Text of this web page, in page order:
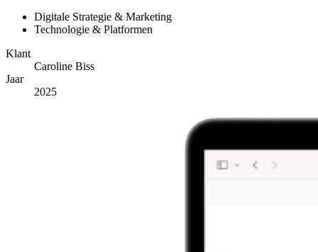
Digitale Strategie & Marketing
Technologie & Platformen
Klant
Caroline Biss
Jaar
2025